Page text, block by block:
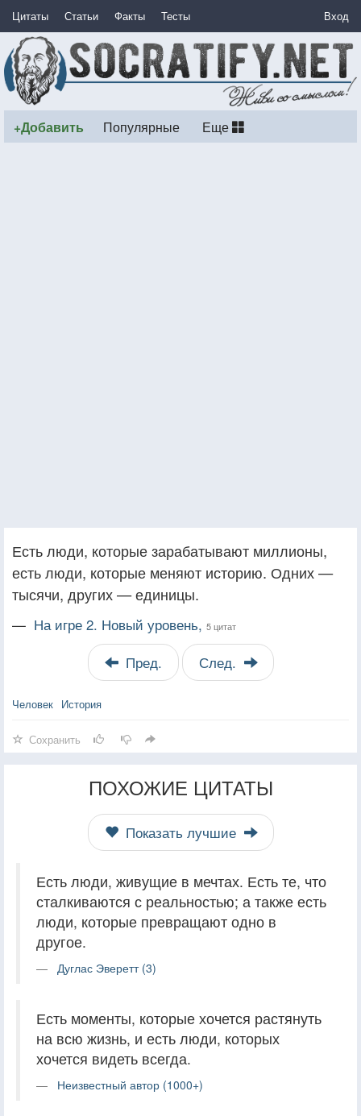
Цитаты Статьи Факты Тесты Вход
+Добавить Популярные Еще
Есть люди, которые зарабатывают миллионы,
есть люди, которые меняют историю. Одних —
тысячи, других — единицы.
— На игре 2. Новый уровень, 5 цитат
Пред. След.
Человек История
Сохранить
ПОХОЖИЕ ЦИТАТЫ
Показать лучшие
Есть люди, живущие в мечтах. Есть те, что
сталкиваются с реальностью; а также есть
люди, которые превращают одно в
другое.
Дуглас Эверетт (3)
Есть моменты, которые хочется растянуть
на всю жизнь, и есть люди, которых
хочется видеть всегда.
Неизвестный автор (1000+)